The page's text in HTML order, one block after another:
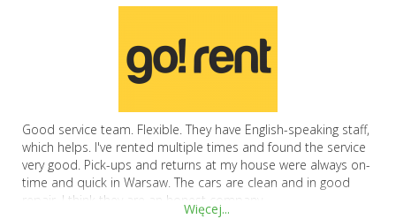
Good service team. Flexible. They have English-speaking staff,
which helps. I've rented multiple times and found the service
very good. Pick-ups and returns at my house were always on-
time and quick in Warsaw. The cars are clean and in good
repair. I think they are an honest company.
Więcej...